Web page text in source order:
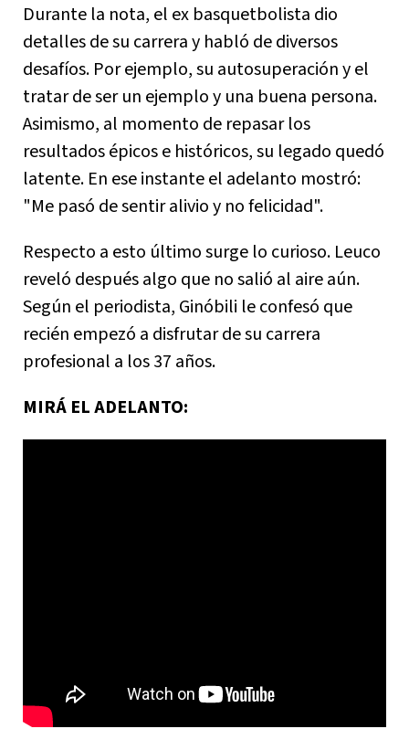
Durante la nota, el ex basquetbolista dio
detalles de su carrera y habló de diversos
desafíos. Por ejemplo, su autosuperación y el
tratar de ser un ejemplo y una buena persona.
Asimismo, al momento de repasar los
resultados épicos e históricos, su legado quedó
latente. En ese instante el adelanto mostró:
"Me pasó de sentir alivio y no felicidad".
Respecto a esto último surge lo curioso. Leuco
reveló después algo que no salió al aire aún.
Según el periodista, Ginóbili le confesó que
recién empezó a disfrutar de su carrera
profesional a los 37 años.
MIRÁ EL ADELANTO: